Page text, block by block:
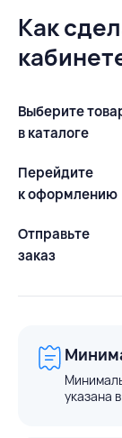
Как
Выберите
в каталоге
Перейдите
к оформлению
Отправьте
заказ
указана